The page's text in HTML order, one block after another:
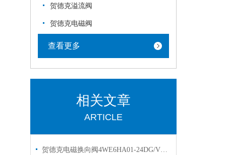
贺德克溢流阀
贺德克电磁阀
查看更多
相关文章
ARTICLE
贺德克电磁换向阀4WE6HA01-24DG/Vhydac